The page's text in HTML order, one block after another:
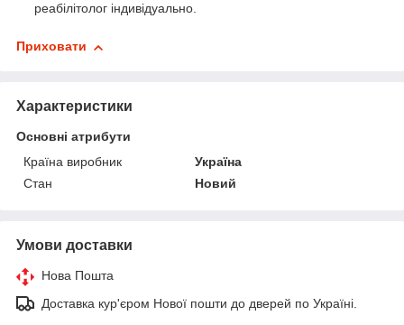
реабілітолог індивідуально.
Приховати
Характеристики
Основні атрибути
Країна виробник
Україна
Стан
Новий
Умови доставки
Нова Пошта
Доставка кур'єром Нової пошти до дверей по Україні.